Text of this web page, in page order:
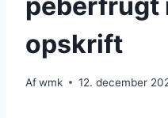
opskrift
Afwmk 12. december